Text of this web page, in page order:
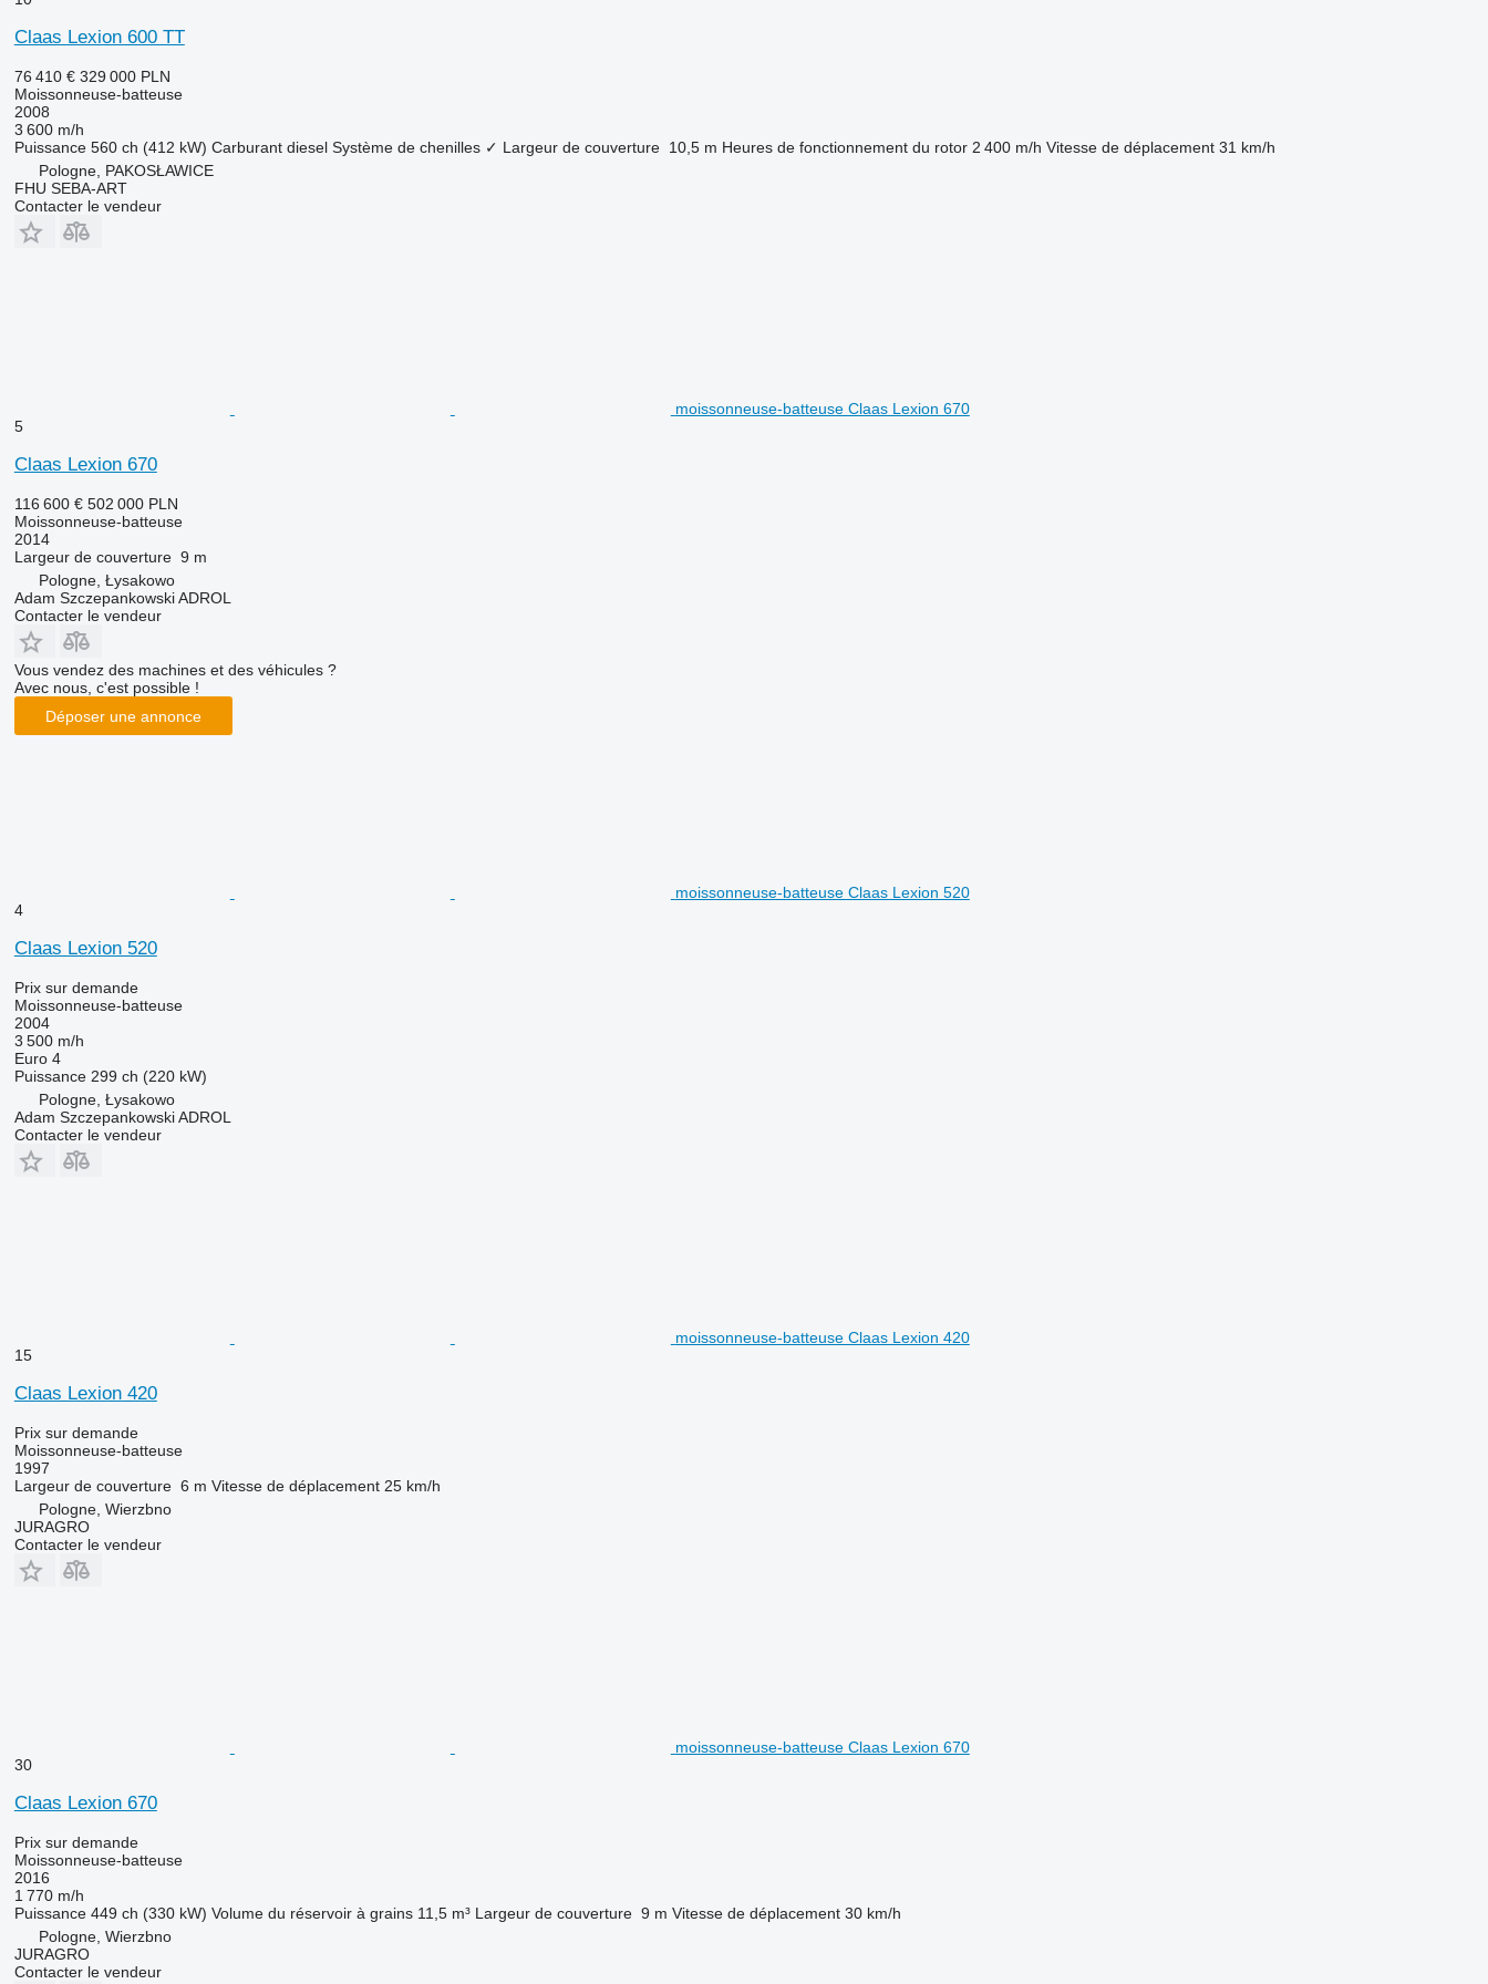
Claas Lexion 600 TT
76 410 € 329 000 PLN
Moissonneuse-batteuse
2008
3 600 m/h
Puissance 560 ch (412 kW) Carburant diesel Système de chenilles ✓ Largeur de couverture 10,5 m Heures de fonctionnement du rotor 2 400 m/h Vitesse de déplacement 31 km/h
Pologne, PAKOSŁAWICE
FHU SEBA-ART
Contacter le vendeur
moissonneuse-batteuse Claas Lexion 670
5
Claas Lexion 670
116 600 € 502 000 PLN
Moissonneuse-batteuse
2014
Largeur de couverture 9 m
Pologne, Łysakowo
Adam Szczepankowski ADROL
Contacter le vendeur
Vous vendez des machines et des véhicules ?
Avec nous, c'est possible !
Déposer une annonce
moissonneuse-batteuse Claas Lexion 520
4
Claas Lexion 520
Prix sur demande
Moissonneuse-batteuse
2004
3 500 m/h
Euro 4
Puissance 299 ch (220 kW)
Pologne, Łysakowo
Adam Szczepankowski ADROL
Contacter le vendeur
moissonneuse-batteuse Claas Lexion 420
15
Claas Lexion 420
Prix sur demande
Moissonneuse-batteuse
1997
Largeur de couverture 6 m Vitesse de déplacement 25 km/h
Pologne, Wierzbno
JURAGRO
Contacter le vendeur
moissonneuse-batteuse Claas Lexion 670
30
Claas Lexion 670
Prix sur demande
Moissonneuse-batteuse
2016
1 770 m/h
Puissance 449 ch (330 kW) Volume du réservoir à grains 11,5 m³ Largeur de couverture 9 m Vitesse de déplacement 30 km/h
Pologne, Wierzbno
JURAGRO
Contacter le vendeur